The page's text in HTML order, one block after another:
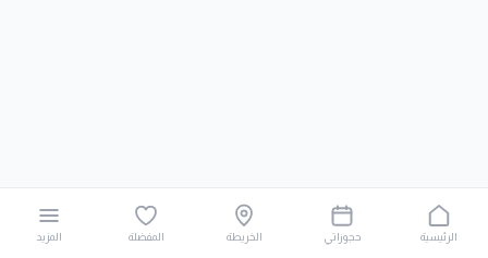
الرئيسية حجوزاتي الخريطة المفضلة المزيد